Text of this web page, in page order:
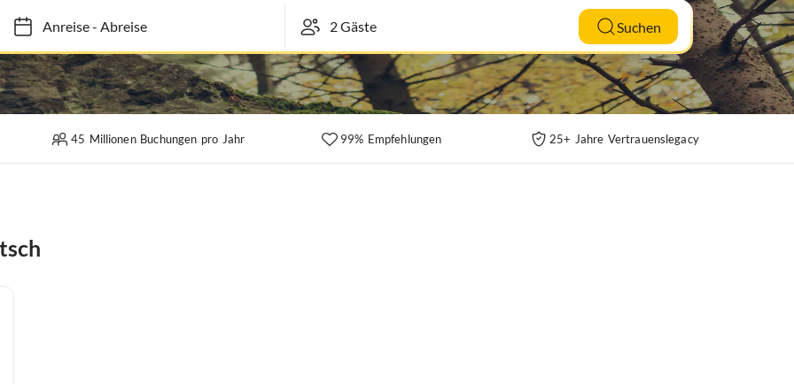
Anreise-Abreise Suchen
45 Millionen Buchungen pro Jahr 99% Empfehlungen 25+ Jahre Vertrauenslegacy